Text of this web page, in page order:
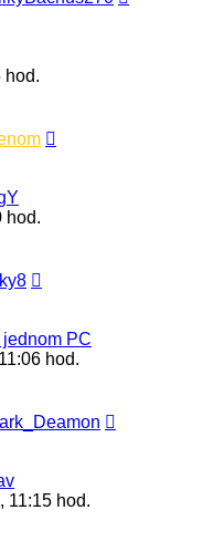
hod.
hod.
PC
hod.
11:15 hod.